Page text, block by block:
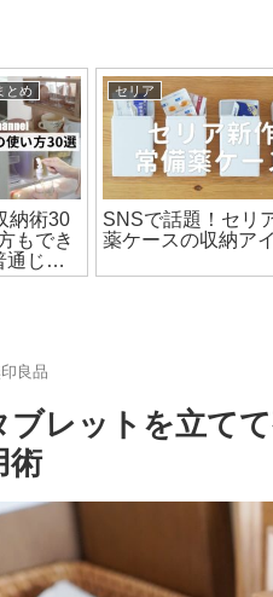
とめ
納術30
もでき
通じゃ
まとめ
セリア
SNSで話題！セリ
薬ケースの収納ア
良品
ブレットを立て
術